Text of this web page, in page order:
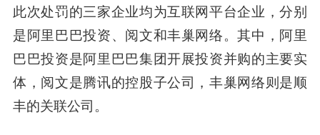
此次处罚的三家企业均为互联网平台企业，分别
是阿里巴巴投资、阅文和丰巢网络。其中，阿里
巴巴投资是阿里巴巴集团开展投资并购的主要实
体，阅文是腾讯的控股子公司，丰巢网络则是顺
丰的关联公司。